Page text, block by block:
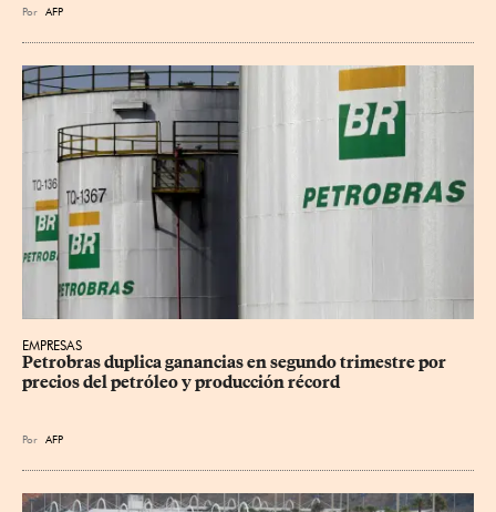
Por AFP
EMPRESAS
Petrobras duplica ganancias en segundo trimestre por
precios del petróleo y producción récord
Por AFP